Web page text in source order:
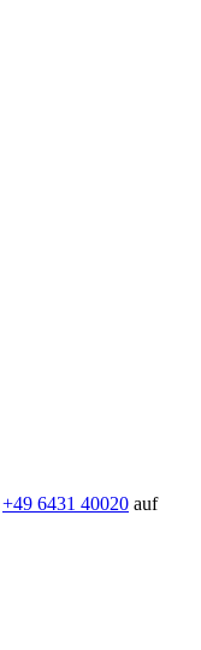
+49 6431 40020 auf